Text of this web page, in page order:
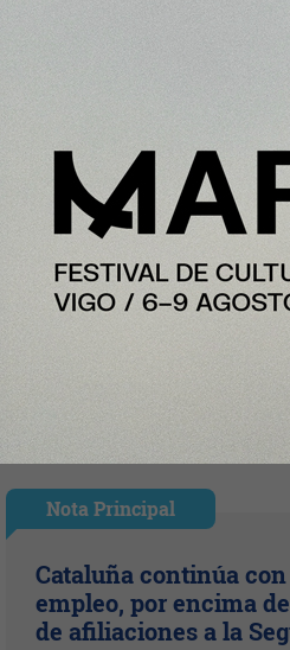
Tu opinión enriquece
Ingresar con Google
Te puede interesar:
Nota Principal
Cataluña continúa
empleo, por encima
de afiliaciones a la